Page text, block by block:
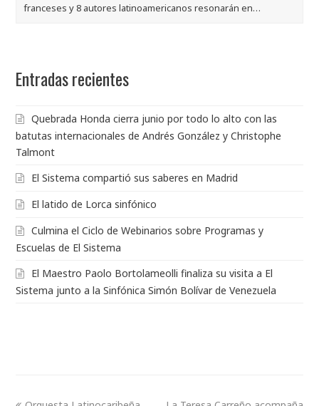
franceses y 8 autores latinoamericanos resonarán en…
Entradas recientes
Quebrada Honda cierra junio por todo lo alto con las
batutas internacionales de Andrés González y Christophe
Talmont
El Sistema compartió sus saberes en Madrid
El latido de Lorca sinfónico
Culmina el Ciclo de Webinarios sobre Programas y
Escuelas de El Sistema
El Maestro Paolo Bortolameolli finaliza su visita a El
Sistema junto a la Sinfónica Simón Bolívar de Venezuela